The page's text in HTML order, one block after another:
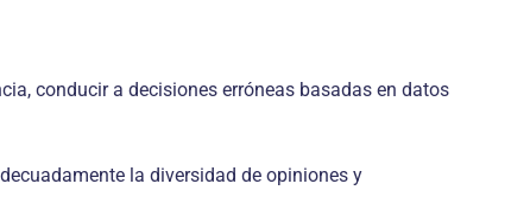
conducir a decisiones erróneas basadas en datos
la diversidad de opiniones y